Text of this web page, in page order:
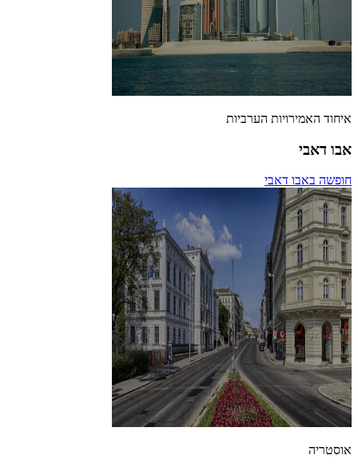
איחוד האמירויות הערביות
אבו דאבי
חופשה באבו דאבי
אוסטריה